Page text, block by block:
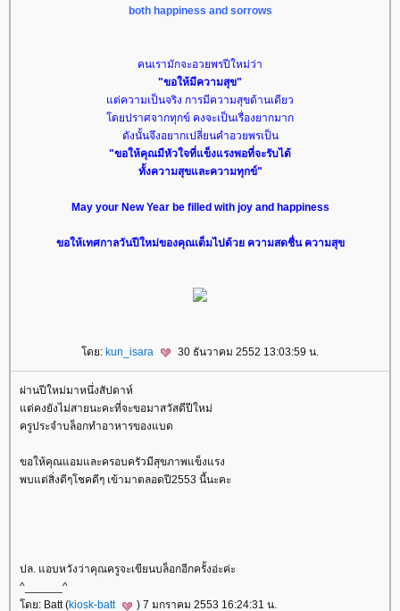
both happiness and sorrows
คนเรามักจะอวยพรปีใหม่ว่า
"ขอให้มีความสุข"
ต่ความเป็นจริง การมีความสุขด้านเดียว
ดยปราศจากทุกข์ คงจะเป็นเรื่องยากมาก
ดังนั้นจึงอยากเปลี่ยนคำอวยพรเป็น
"ขอให้คุณมีหัวใจที่แข็งแรงพอที่จะรับได้
ทั้งความสุขและความทุกข์"
May your New Year be filled with joy and happiness
ขอให้เทศกาลวันปีใหม่ของคุณเต็มไปด้วย ความสดชื่น ความสุข
ดย: kun_isara 30 ธันวาคม 2552 13:03:59 น.
ผ่านปีใหม่มาหนึ่งสัปดาห์
ต่คงยังไม่สายนะคะที่จะขอมาสวัสดีปีใหม่
ครูประจำบล็อกทำอาหารของแบด
ขอให้คุณแอมและครอบครัวมีสุขภาพแข็งแรง
พบแต่สิ่งดีๆโชคดีๆ เข้ามาตลอดปี2553 นี้นะคะ
ปล. แอบหวังว่าคุณครูจะเขียนบล็อกอีกครั้งอ่ะค่ะ
^______^
ดย: Batt (kiosk-batt ) 7 มกราคม 2553 16:24:31 น.